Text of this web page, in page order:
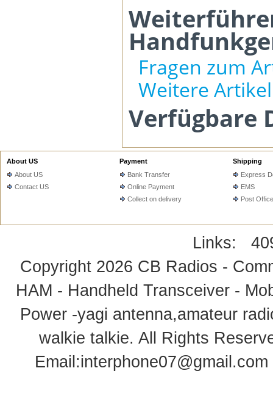
Fragen zum
Weitere
Verfügbare
About US
About US
Contact US
Payment
Bank Transfer
Online Payment
Collect on delivery
Shipping
Express
EMS
Post Office
Links:
Copyright 2026 CB Radios -
HAM - Handheld Transceiver -
Power -yagi antenna,amateur
walkie talkie. All Rights
Email:interphone07@gmail.com